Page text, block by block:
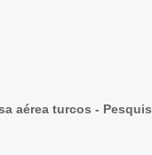
aérea turcos -